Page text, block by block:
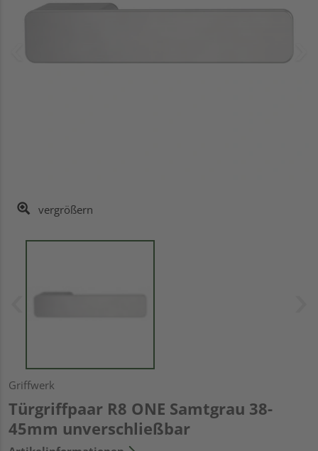
vergrößern
Griffwerk
Türgriffpaar R8 ONE Samtgrau 38-
45mm unverschließbar